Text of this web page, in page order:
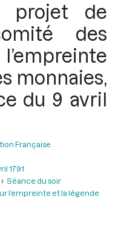
projet de
des
monnaies,
du 9 avril
Française
1791
Séance du soir
l’empreinte et la légende